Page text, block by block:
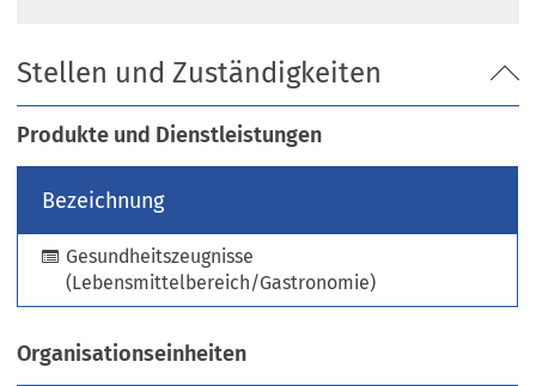
e
m
n
e
n
T
b
Stellen und Zuständigkeiten
Produkte und Dienstleistungen
Bezeichnung
Gesundheitszeugnisse
(Lebensmittelbereich/Gastronomie)
Organisationseinheiten